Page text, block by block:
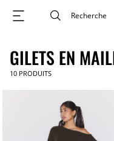
GILETS EN
10 PRODUITS